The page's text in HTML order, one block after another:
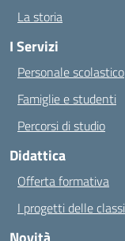
La storia
I Servizi
Personale scolastico
Famiglie e studenti
Percorsi di studio
Didattica
Offerta formativa
I progetti delle classi